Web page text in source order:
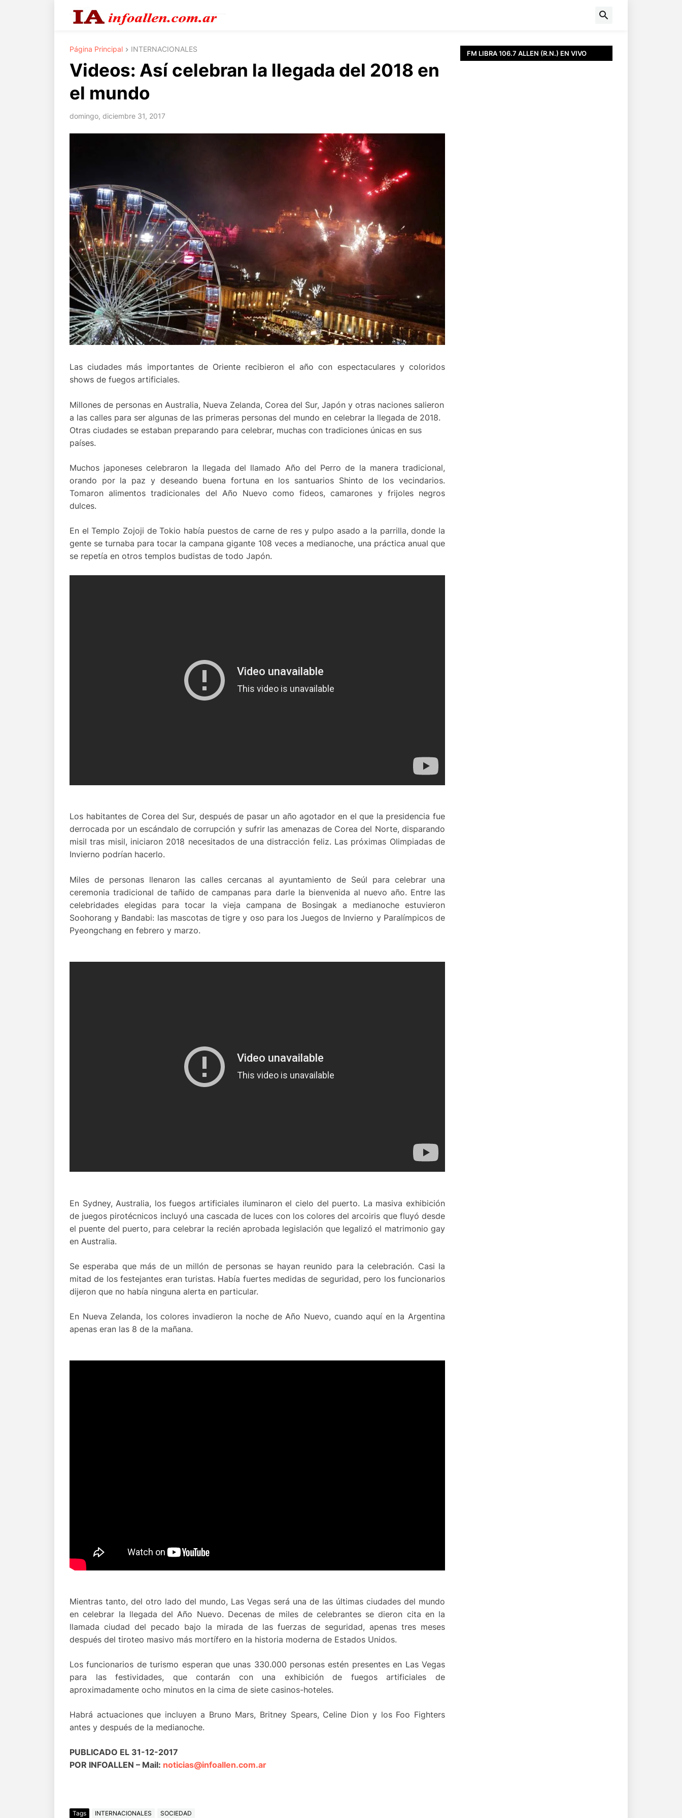
Página Principal INTERNACIONALES
Videos: Así celebran la llegada del 2018 en
el mundo
domingo, diciembre 31, 2017
Las ciudades más importantes de Oriente recibieron el año con espectaculares y coloridos
shows de fuegos artificiales.
Millones de personas en Australia, Nueva Zelanda, Corea del Sur, Japón y otras naciones salieron
a las calles para ser algunas de las primeras personas del mundo en celebrar la llegada de 2018.
Otras ciudades se estaban preparando para celebrar, muchas con tradiciones únicas en sus
países.
Muchos japoneses celebraron la llegada del llamado Año del Perro de la manera tradicional,
orando por la paz y deseando buena fortuna en los santuarios Shinto de los vecindarios.
Tomaron alimentos tradicionales del Año Nuevo como fideos, camarones y frijoles negros
dulces.
En el Templo Zojoji de Tokio había puestos de carne de res y pulpo asado a la parrilla, donde la
gente se turnaba para tocar la campana gigante 108 veces a medianoche, una práctica anual que
se repetía en otros templos budistas de todo Japón.
Los habitantes de Corea del Sur, después de pasar un año agotador en el que la presidencia fue
derrocada por un escándalo de corrupción y sufrir las amenazas de Corea del Norte, disparando
misil tras misil, iniciaron 2018 necesitados de una distracción feliz. Las próximas Olimpiadas de
Invierno podrían hacerlo.
Miles de personas llenaron las calles cercanas al ayuntamiento de Seúl para celebrar una
ceremonia tradicional de tañido de campanas para darle la bienvenida al nuevo año. Entre las
celebridades elegidas para tocar la vieja campana de Bosingak a medianoche estuvieron
Soohorang y Bandabi: las mascotas de tigre y oso para los Juegos de Invierno y Paralímpicos de
Pyeongchang en febrero y marzo.
En Sydney, Australia, los fuegos artificiales iluminaron el cielo del puerto. La masiva exhibición
de juegos pirotécnicos incluyó una cascada de luces con los colores del arcoiris que fluyó desde
el puente del puerto, para celebrar la recién aprobada legislación que legalizó el matrimonio gay
en Australia.
Se esperaba que más de un millón de personas se hayan reunido para la celebración. Casi la
mitad de los festejantes eran turistas. Había fuertes medidas de seguridad, pero los funcionarios
dijeron que no había ninguna alerta en particular.
En Nueva Zelanda, los colores invadieron la noche de Año Nuevo, cuando aquí en la Argentina
apenas eran las 8 de la mañana.
Mientras tanto, del otro lado del mundo, Las Vegas será una de las últimas ciudades del mundo
en celebrar la llegada del Año Nuevo. Decenas de miles de celebrantes se dieron cita en la
llamada ciudad del pecado bajo la mirada de las fuerzas de seguridad, apenas tres meses
después del tiroteo masivo más mortífero en la historia moderna de Estados Unidos.
Los funcionarios de turismo esperan que unas 330.000 personas estén presentes en Las Vegas
para las festividades, que contarán con una exhibición de fuegos artificiales de
aproximadamente ocho minutos en la cima de siete casinos-hoteles.
Habrá actuaciones que incluyen a Bruno Mars, Britney Spears, Celine Dion y los Foo Fighters
antes y después de la medianoche.
PUBLICADO EL 31-12-2017
POR INFOALLEN – Mail: noticias@infoallen.com.ar
Tags INTERNACIONALES SOCIEDAD
FM LIBRA 106.7 ALLEN (R.N.) EN VIVO